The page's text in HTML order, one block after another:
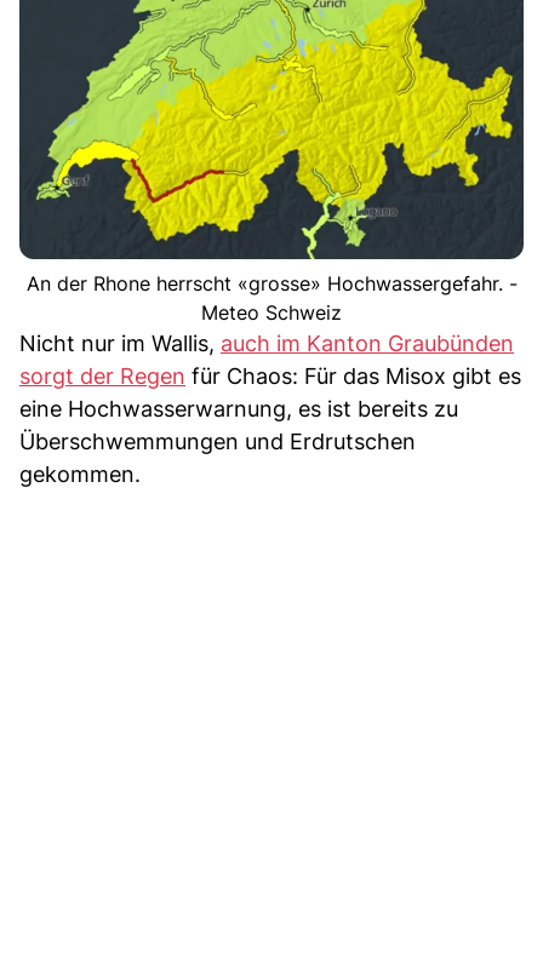
An der Rhone herrscht «grosse» Hochwassergefahr. -
Meteo Schweiz
Nicht nur im Wallis, auch im Kanton Graubünden
sorgt der Regen für Chaos: Für das Misox gibt es
eine Hochwasserwarnung, es ist bereits zu
Überschwemmungen und Erdrutschen
gekommen.